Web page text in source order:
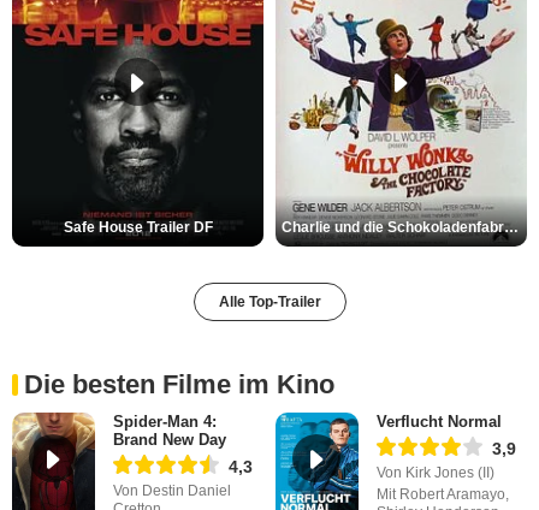
Safe House Trailer DF Charlie und die Schokoladenfabrik Trailer OV
Alle Top-Trailer
Die besten Filme im Kino
Spider-Man 4:
Brand New Day
4,3
Von Destin Daniel
Verflucht Normal
3,9
Von Kirk Jones (II)
Mit Robert Aramayo,